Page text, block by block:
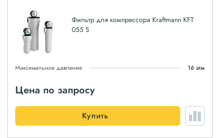
Фильтр для компрессора Kraftmann KFT
055 S
Максимальное давление 16 атм
Цена по запросу
Купить